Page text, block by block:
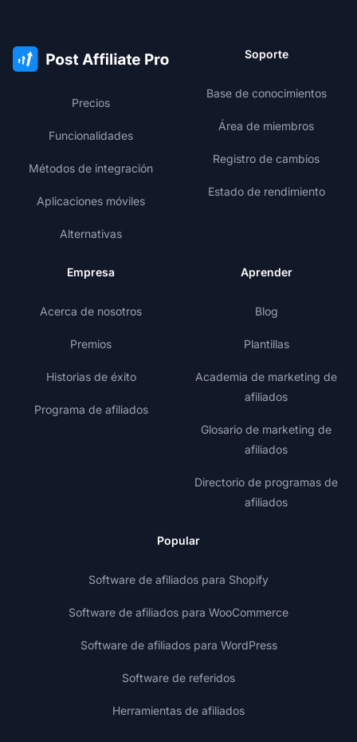
Precios
Funcionalidades
Métodos de integración
Aplicaciones móviles
Alternativas
Soporte
Base de conocimientos
Área de miembros
Registro de cambios
Estado de rendimiento
Empresa
Acerca de nosotros
Premios
Historias de éxito
Programa de afiliados
Aprender
Blog
Plantillas
Academia de marketing de
afiliados
Glosario de marketing de
afiliados
Directorio de programas de
afiliados
Popular
Software de afiliados para Shopify
Software de afiliados para WooCommerce
Software de afiliados para WordPress
Software de referidos
Herramientas de afiliados